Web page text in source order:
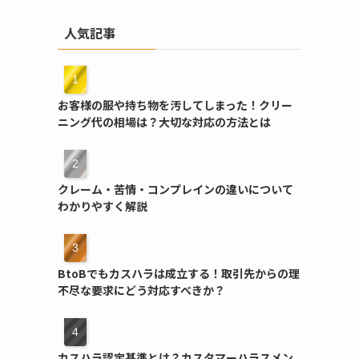
人気記事
お客様の服や持ち物を汚してしまった！クリー
ニング代の相場は？大切な対応の方法とは
クレーム・苦情・コンプレインの違いについて
わかりやすく解説
BtoBでもカスハラは成立する！取引先からの理
不尽な要求にどう対応すべきか？